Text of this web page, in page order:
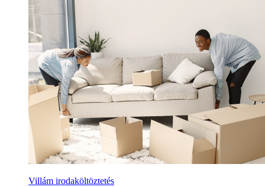
Villám irodaköltöztetés